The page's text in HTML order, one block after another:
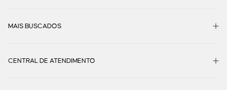
MAIS BUSCADOS
CENTRAL DE ATENDIMENTO